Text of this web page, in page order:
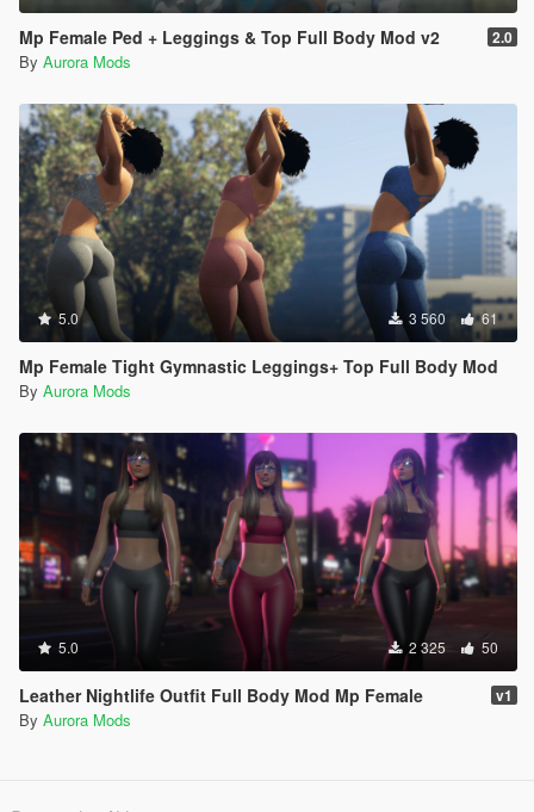
Mp Female Ped + Leggings & Top Full Body Mod v2 2.0
By Aurora Mods
5.0 3 560 61
Mp Female Tight Gymnastic Leggings+ Top Full Body Mod
By Aurora Mods
5.0 2 325 50
Leather Nightlife Outfit Full Body Mod Mp Female v1
By Aurora Mods